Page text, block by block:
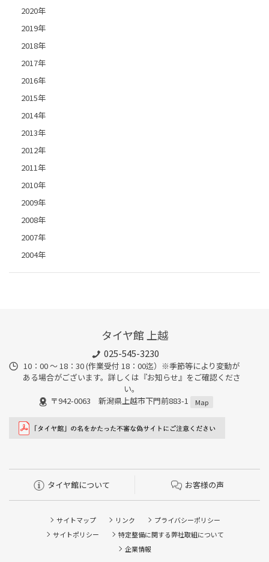
2020年
2019年
2018年
2017年
2016年
2015年
2014年
2013年
2012年
2011年
2010年
2009年
2008年
2007年
2004年
タイヤ館 上越
025-545-3230
10：00 ～ 18：30 (作業受付 18：00迄）※季節等により変動が
ある場合がございます。詳しくは『お知らせ』をご確認くださ
い。
〒942-0063 新潟県上越市下門前883-1
Map
タイヤ館について お客様の声
サイトマップ リンク
プライバシーポリシー
サイトポリシー
特定整備に関する弊社取組について
企業情報